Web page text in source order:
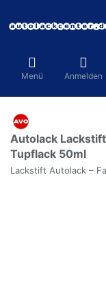
Menü Anmelden
Autolack
Tupflack 50ml
Lackstift Autolack –